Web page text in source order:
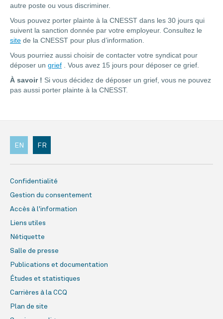
autre poste ou vous discriminer.
Vous pouvez porter plainte à la CNESST dans les 30 jours qui
suivent la sanction donnée par votre employeur. Consultez le
site de la CNESST pour plus d’information.
Vous pourriez aussi choisir de contacter votre syndicat pour
déposer un grief . Vous avez 15 jours pour déposer ce grief.
À savoir ! Si vous décidez de déposer un grief, vous ne pouvez
pas aussi porter plainte à la CNESST.
Confidentialité
Gestion du consentement
Accès à l'information
Liens utiles
Nétiquette
Salle de presse
Publications et documentation
Études et statistiques
Carrières à la CCQ
Plan de site
EN FR